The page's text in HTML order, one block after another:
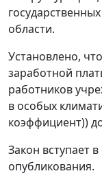
области.
Установлено,
заработной
работников
в особых
коэффициент))
Закон вступает
опубликования.